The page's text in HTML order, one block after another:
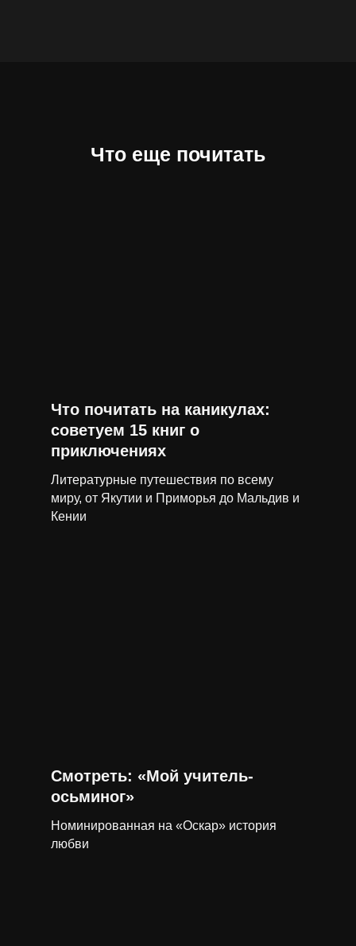
Что еще почитать
Что почитать на каникулах:
советуем 15 книг о
приключениях
Литературные путешествия по всему
миру, от Якутии и Приморья до Мальдив и
Кении
Смотреть: «Мой учитель-
осьминог»
Номинированная на «Оскар» история
любви